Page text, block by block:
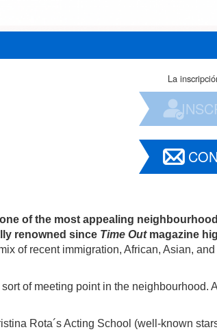
La
one of the most appealing
renowned since Time Outmagazine
of recent immigration, African, Asian,
of meeting point in the neighbourhood.
Rota´s Acting School (well-known